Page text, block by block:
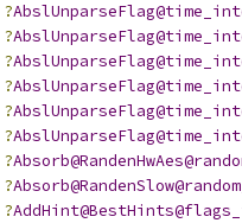
?
?
?
?
?
?
?
?
?